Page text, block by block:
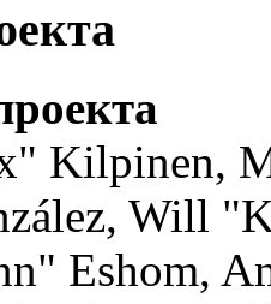
Kilpinen,
Will
Eshom,